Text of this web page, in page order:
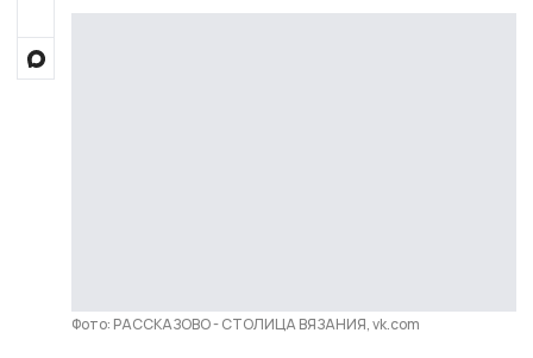
Фото: РАССКАЗОВО - СТОЛИЦА ВЯЗАНИЯ, vk.com